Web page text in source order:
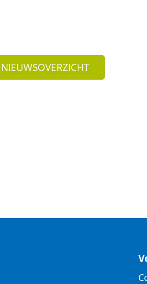
NIEUWSOVERZICHT